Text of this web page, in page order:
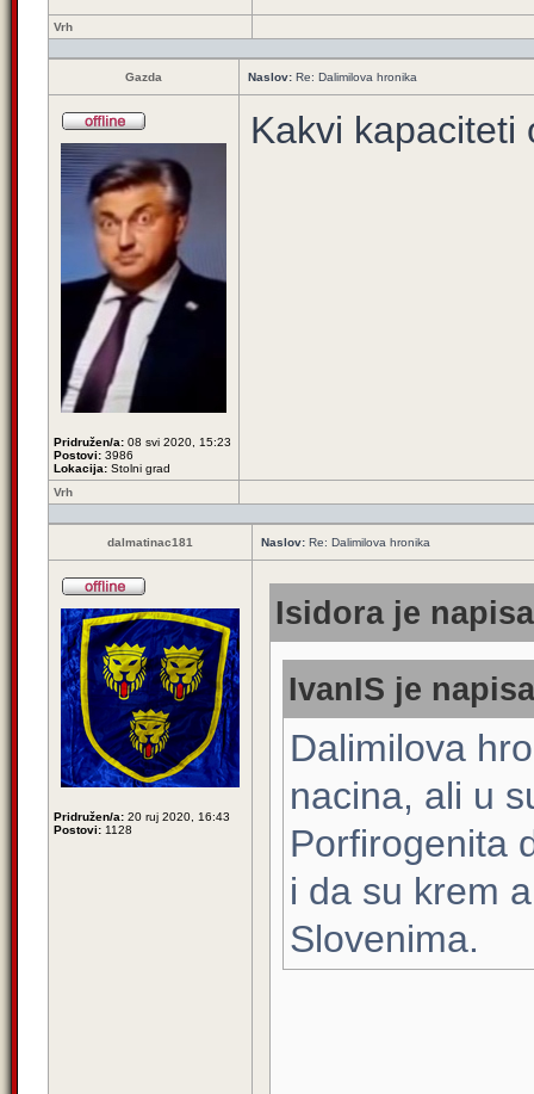
Vrh
Gazda Naslov: Re: Dalimilova hronika
Pridružen/a: 08 svi 2020, 15:23
Postovi: 3986
Lokacija: Stolni grad
Kakvi kapaciteti
Vrh
dalmatinac181 Naslov: Re: Dalimilova hronika
Pridružen/a: 20 ruj 2020, 16:43
Postovi: 1128
Isidora je
IvanIS je
Dalimilova
nacina, ali u
Porfirogenita
i da su krem
Slovenima.